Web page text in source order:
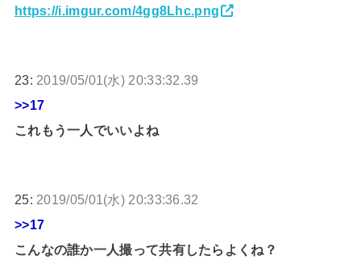
https://i.imgur.com/4gg8Lhc.png
23: 2019/05/01(水) 20:33:32.39
>>17
これもう一人でいいよね
25: 2019/05/01(水) 20:33:36.32
>>17
こんなの誰か一人撮って共有したらよくね？